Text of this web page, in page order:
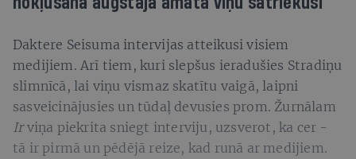
Daktere Seisuma intervijas atteikusi visiem
medijiem. Arī tiem, kuri slepšus ieradušies Stradiņu
slimnīcā, lai viņu vismaz skatītu vaigā, laipni
sasveicinājusies un tūdaļ devusies prom. Žurnālam
Irviņa piekrita sniegt interviju, uzsverot, ka cer -
tā ir pirmā un pēdējā reize, kad runā ar medijiem.